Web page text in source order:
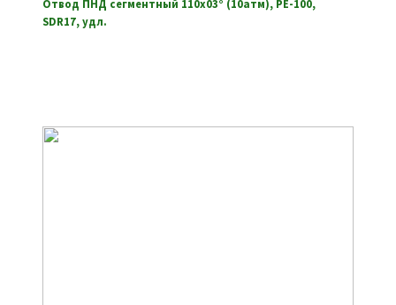
Отвод ПНД сегментный 110х03° (10атм), РЕ-100,
SDR17, удл.